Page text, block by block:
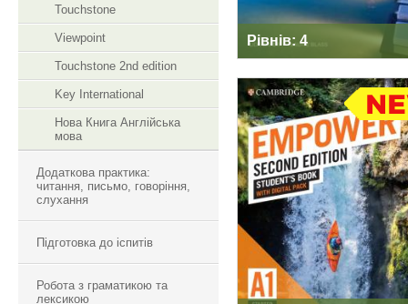
Touchstone
Viewpoint
Touchstone 2nd edition
Key International
Нова Книга Англійська
мова
Додаткова практика:
читання, письмо, говоріння,
слухання
Підготовка до іспитів
Робота з граматикою та
лексикою
Рівнів: 4
CAMBRIDGE
ENGLISH
2ND EDITION